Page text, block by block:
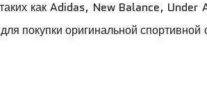
как Adidas, New Balance, Under
покупки оригинальной спортивной